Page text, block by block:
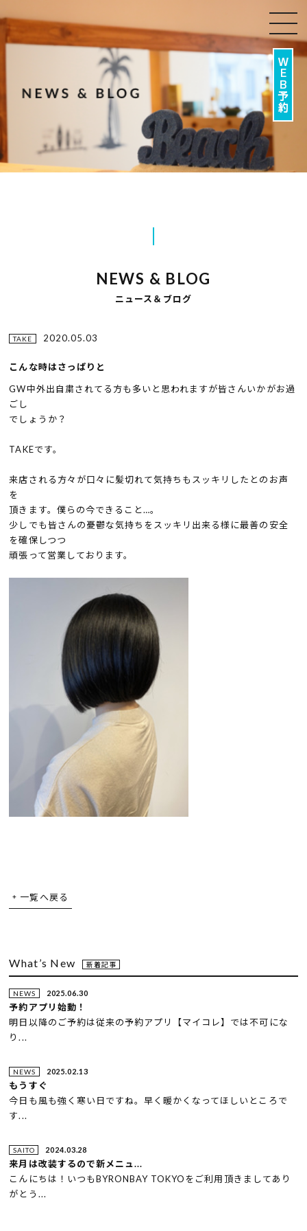
NEWS & BLOG
ニュース＆ブログ
TAKE 2020.05.03
こんな時はさっぱりと
GW中外出自粛されてる方も多いと思われますが皆さんいかがお過
ごし
でしょうか？
TAKEです。
来店される方々が口々に髪切れて気持ちもスッキリしたとのお声
を
頂きます。僕らの今できること…。
少しでも皆さんの憂鬱な気持ちをスッキリ出来る様に最善の安全
を確保しつつ
頑張って営業しております。
一覧へ戻る
What’s New 新着記事
NEWS 2025.06.30
予約アプリ始動！
明日以降のご予約は従来の予約アプリ【マイコレ】では不可にな
り...
NEWS 2025.02.13
もうすぐ
今日も風も強く寒い日ですね。早く暖かくなってほしいところで
す...
SAITO 2024.03.28
来月は改装するので新メニュ...
こんにちは！いつもBYRONBAY TOKYOをご利用頂きましてあり
がとう...